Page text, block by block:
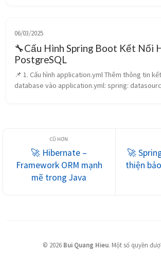
06/03/2025
🔧Cấu Hình Spring Boot Kết Nối
PostgreSQL
📌 1. Cấu hình application.yml Thêm thông tin
database vào application.yml: spring:
🚀 Hibernate –
Framework ORM mạnh
mẽ trong Java
🚀
thiện
© 2026 Bui Quang Hieu. Một số quyền